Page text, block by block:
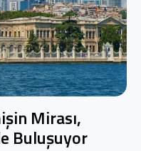
Mirası,
Buluşuyor